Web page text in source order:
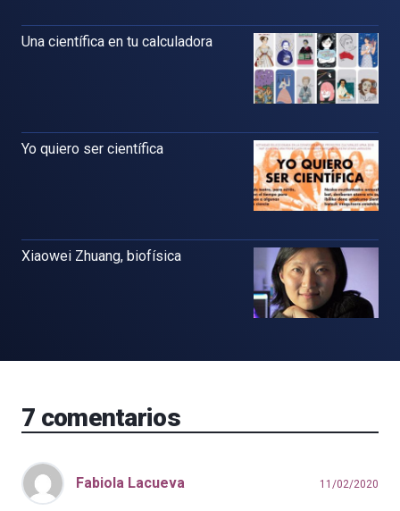
Una científica en tu calculadora
Yo quiero ser científica
Xiaowei Zhuang, biofísica
7 comentarios
Fabiola Lacueva 11/02/2020